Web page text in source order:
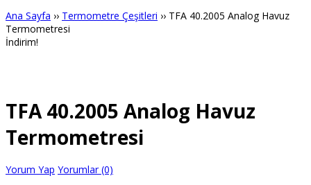
Ana Sayfa ›› Termometre Çeşitleri ›› TFA 40.2005 Analog Havuz
Termometresi
İndirim!
TFA 40.2005 Analog Havuz
Termometresi
Yorum Yap Yorumlar (0)